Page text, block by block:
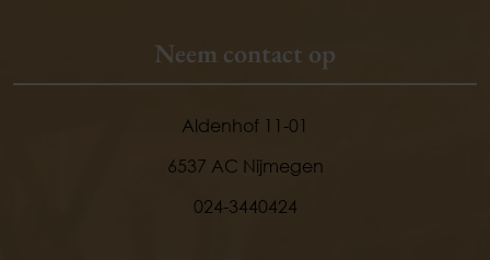
Neem contact op
Aldenhof 11-01
6537 AC Nijmegen
024-3440424